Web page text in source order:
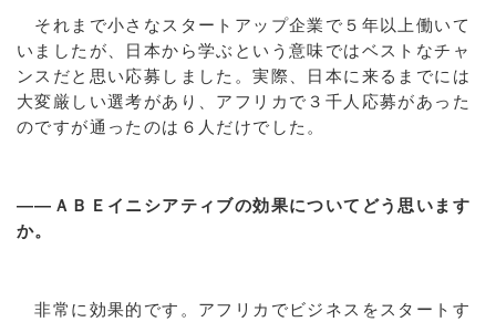
それまで小さなスタートアップ企業で５年以上働いて
いましたが、日本から学ぶという意味ではベストなチャ
ンスだと思い応募しました。実際、日本に来るまでには
大変厳しい選考があり、アフリカで３千人応募があった
のですが通ったのは６人だけでした。
――ＡＢＥイニシアティブの効果についてどう思います
か。
非常に効果的です。アフリカでビジネスをスタートす